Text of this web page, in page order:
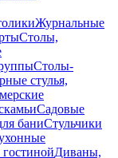
Журнальные
Столы,
Столы-
стулья,
Садовые
баниСтульчики
Диваны,